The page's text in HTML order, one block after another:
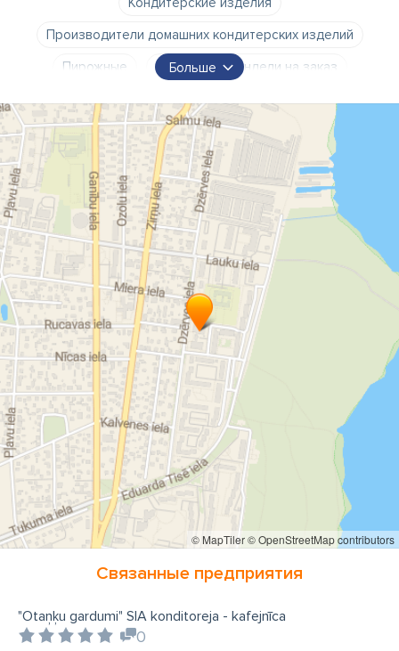
Производители домашних кондитерских изделий
Пирожные
торты
крендели на заказ
тортики
пироги хлеб
Больше
© MapTiler© OpenStreetMap contributors
Связанные предприятия
"Otaņķu gardumi" SIA konditoreja - kafejnīca
0